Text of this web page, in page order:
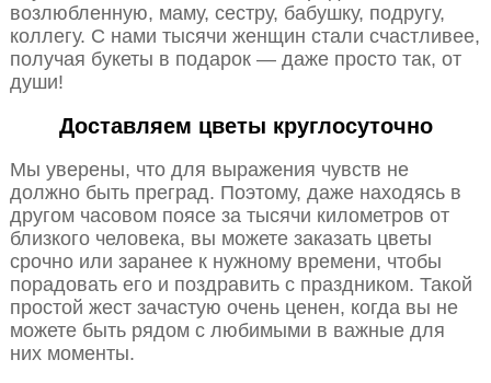
возлюбленную, маму, сестру, бабушку, подругу,
коллегу. С нами тысячи женщин стали счастливее,
получая букеты в подарок — даже просто так, от
души!
Доставляем цветы круглосуточно
Мы уверены, что для выражения чувств не
должно быть преград. Поэтому, даже находясь в
другом часовом поясе за тысячи километров от
близкого человека, вы можете заказать цветы
срочно или заранее к нужному времени, чтобы
порадовать его и поздравить с праздником. Такой
простой жест зачастую очень ценен, когда вы не
можете быть рядом с любимыми в важные для
них моменты.